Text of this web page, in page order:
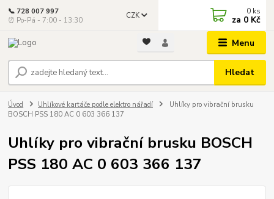
Menu
CZK
Hledat
📞 728 007 997
⏰ Po-Pá - 7:00 - 13:30
0 ks
za 0 Kč
Úvod Uhlíkové kartáče podle elektro nářadí
Uhlíky pro vibrační brusku
BOSCH PSS 180 AC 0 603 366 137
Uhlíky pro vibrační brusku BOSCH
PSS 180 AC 0 603 366 137